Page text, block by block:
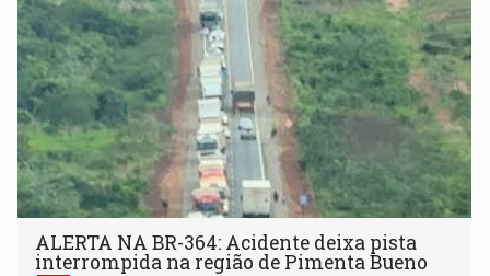
ALERTA NA BR-364: Acidente deixa pista
interrompida na região de Pimenta Bueno